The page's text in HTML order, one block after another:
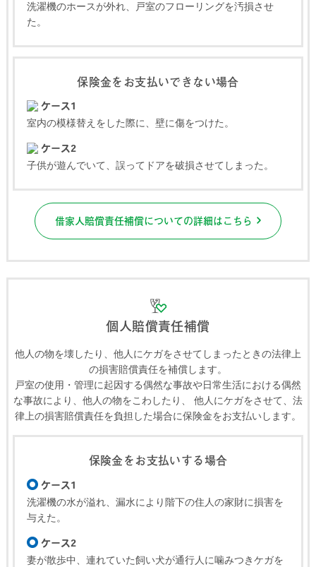
洗濯機のホースが外れ、戸室のフローリングを汚損させ
た。
保険金をお支払いできない場合
ケース1
室内の模様替えをした際に、壁に傷をつけた。
ケース2
子供が遊んでいて、誤ってドアを破損させてしまった。
借家人賠償責任補償についての詳細はこちら
個人賠償責任補償
他人の物を壊したり、他人にケガをさせてしまったときの法律上
の損害賠償責任を補償します。
戸室の使用・管理に起因する偶然な事故や日常生活における偶然
な事故により、他人の物をこわしたり、
他人にケガをさせて、法
律上の損害賠償責任を負担した場合に保険金をお支払いします。
保険金をお支払いする場合
ケース1
洗濯機の水が溢れ、漏水により階下の住人の家財に損害を
与えた。
ケース2
妻が散歩中、連れていた飼い犬が通行人に噛みつきケガを